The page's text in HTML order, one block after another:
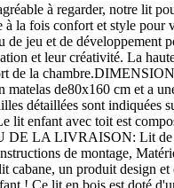
à regarder, notre lit
la fois confort et style pour
jeu et de développement
et leur créativité. La
de la
matelas de80x160 cm et a
détaillées sont indiquées
lit enfant avec toit est
DE LA LIVRAISON: Lit de
de montage,
cabane, un produit design
! Ce lit en bois est doté